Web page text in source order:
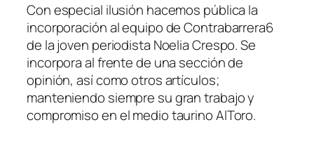
Con especial ilusión hacemos pública la
incorporación al equipo de Contrabarrera6
de la joven periodista Noelia Crespo. Se
incorpora al frente de una sección de
opinión, así como otros artículos;
manteniendo siempre su gran trabajo y
compromiso en el medio taurino AlToro.